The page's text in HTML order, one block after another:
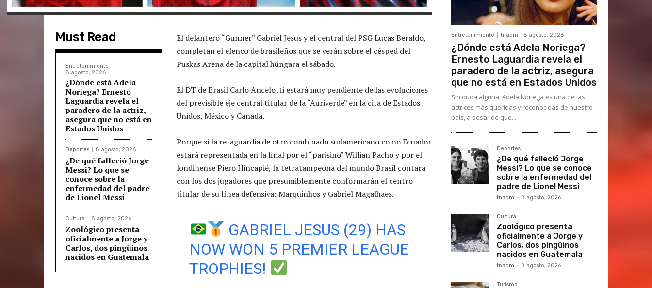
Must Read
Entretenimiento
8 agosto, 2026
¿Dónde está Adela
Noriega? Ernesto
Laguardia revela el
paradero de la actriz,
asegura que no está en
Estados Unidos
Deportes 8 agosto, 2026
¿De qué falleció Jorge
Messi? Lo que se
conoce sobre la
enfermedad del padre
de Lionel Messi
Cultura 8 agosto, 2026
Zoológico presenta
oficialmente a Jorge y
Carlos, dos pingüinos
nacidos en Guatemala
El delantero “Gunner” Gabriel Jesus y el central del PSG Lucas Beraldo,
completan el elenco de brasileños que se verán sobre el césped del
Puskas Arena de la capital húngara el sábado.
El DT de Brasil Carlo Ancelotti estará muy pendiente de las evoluciones
del previsible eje central titular de la “Auriverde” en la cita de Estados
Unidos, México y Canadá.
Porque si la retaguardia de otro combinado sudamericano como Ecuador
estará representada en la final por el “parisino” Willian Pacho y por el
londinense Piero Hincapié, la tetratampeona del mundo Brasil contará
con los dos jugadores que presumiblemente conformarán el centro
titular de su línea defensiva; Marquinhos y Gabriel Magalhães.
GABRIEL JESUS (29) HAS
NOW WON 5 PREMIER LEAGUE
TROPHIES!
Entretenimiento tnadm - 8 agosto, 2026
¿Dónde está Adela Noriega?
Ernesto Laguardia revela el
paradero de la actriz, asegura
que no está en Estados Unidos
Sin duda alguna, Adela Noriega es una de las
actrices más queridas y reconocidas de nuestro
país, a pesar de que...
Deportes
¿De qué falleció Jorge
Messi? Lo que se conoce
sobre la enfermedad del
padre de Lionel Messi
tnadm - 8 agosto, 2026
Cultura
Zoológico presenta
oficialmente a Jorge y
Carlos, dos pingüinos
nacidos en Guatemala
tnadm - 8 agosto, 2026
Turismo